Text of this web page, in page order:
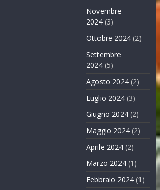
Novembre
2024 (3)
Ottobre 2024 (2)
Settembre
2024 (5)
Agosto 2024 (2)
Luglio 2024 (3)
Giugno 2024 (2)
Maggio 2024 (2)
Aprile 2024 (2)
Marzo 2024 (1)
Febbraio 2024 (1)